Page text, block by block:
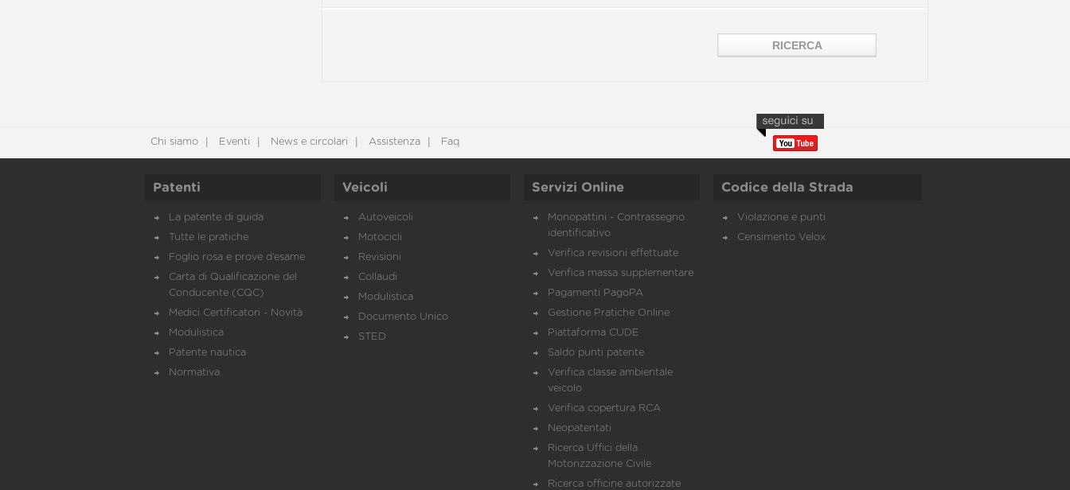
Chi siamo Eventi News e circolari Assistenza Faq
Patenti
La patente di guida
Tutte le pratiche
Foglio rosa e prove d’esame
Carta di Qualificazione del
Conducente (CQC)
Medici Certificatori - Novità
Modulistica
Patente nautica
Normativa
Veicoli
Autoveicoli
Motocicli
Revisioni
Collaudi
Modulistica
Documento Unico
STED
Servizi Online
Monopattini - Contrassegno
identificativo
Verifica revisioni effettuate
Verifica massa supplementare
Pagamenti PagoPA
Gestione Pratiche Online
Piattaforma CUDE
Saldo punti patente
Verifica classe ambientale
veicolo
Verifica copertura RCA
Neopatentati
Ricerca Uffici della
Motorizzazione Civile
Ricerca officine autorizzate
Codice della Strada
Violazione e punti
Censimento Velox